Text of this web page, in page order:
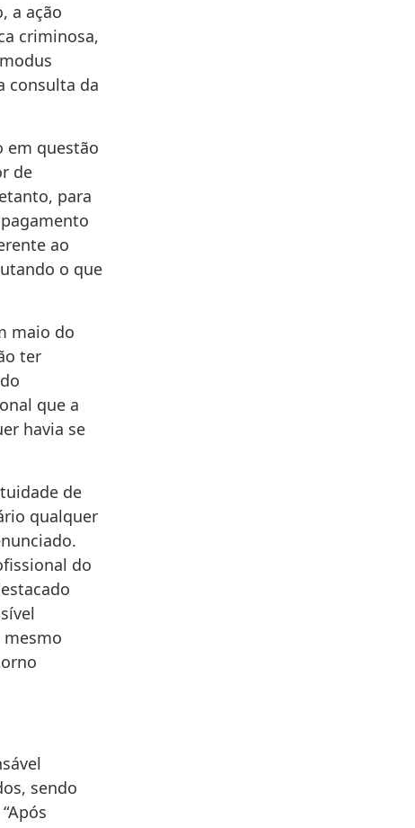
a ação
criminosa,
consulta da
em questão
de
para
ao
o que
maio do
ter
que a
havia se
de
qualquer
do
sendo